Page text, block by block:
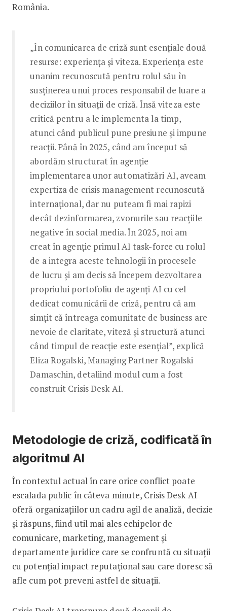
România.
„În comunicarea de criză sunt esențiale două
resurse: experiența și viteza. Experiența este
unanim recunoscută pentru rolul său în
susținerea unui proces responsabil de luare a
deciziilor în situații de criză. Însă viteza este
critică pentru a le implementa la timp,
atunci când publicul pune presiune și impune
reacții. Până în 2025, când am început să
abordăm structurat în agenție
implementarea unor automatizări AI, aveam
expertiza de crisis management recunoscută
internațional, dar nu puteam fi mai rapizi
decât dezinformarea, zvonurile sau reacțiile
negative în social media. În 2025, noi am
creat în agenție primul AI task-force cu rolul
de a integra aceste tehnologii în procesele
de lucru și am decis să începem dezvoltarea
propriului portofoliu de agenți AI cu cel
dedicat comunicării de criză, pentru că am
simțit că întreaga comunitate de business are
nevoie de claritate, viteză și structură atunci
când timpul de reacție este esențial”, explică
Eliza Rogalski, Managing Partner Rogalski
Damaschin, detaliind modul cum a fost
construit Crisis Desk AI.
Metodologie de criză, codificată în
algoritmul AI
În contextul actual în care orice conflict poate
escalada public în câteva minute, Crisis Desk AI
oferă organizațiilor un cadru agil de analiză, decizie
și răspuns, fiind util mai ales echipelor de
comunicare, marketing, management și
departamente juridice care se confruntă cu situații
cu potențial impact reputațional sau care doresc să
afle cum pot preveni astfel de situații.